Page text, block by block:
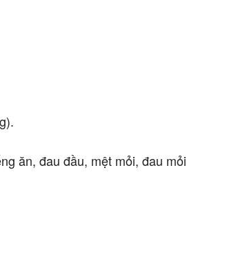
ăn, đau đầu, mệt mỏi, đau mỏi